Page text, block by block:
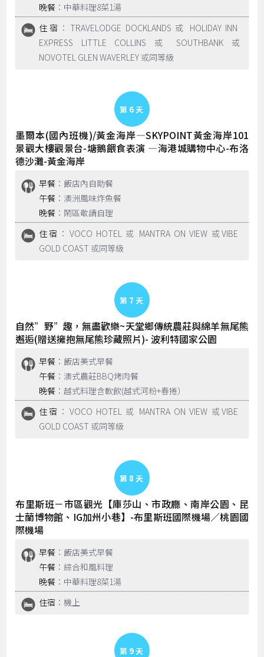
晚餐 ：中華料理8菜1湯
住宿 ：TRAVELODGE DOCKLANDS 或 HOLIDAY INN
EXPRESS LITTLE COLLINS 或 SOUTHBANK 或
NOVOTEL GLEN WAVERLEY 或同等級
Day 6
墨爾本(國內班機)/黃金海岸—SKYPOINT黃金海岸101
景觀大樓觀景台-塘鵝餵食表演 —海港城購物中心-布洛
德沙灘-黃金海岸
早餐 ：飯店內自助餐
午餐 ：澳洲風味炸魚餐
晚餐 ：鬧區敬請自理
住宿 ：VOCO HOTEL 或 MANTRA ON VIEW 或VIBE
GOLD COAST 或同等級
Day 7
自然”野”趣，無盡歡樂~天堂鄉傳統農莊與綿羊無尾熊
邂逅(贈送擁抱無尾熊珍藏照片)- 波利特國家公園
早餐 ：飯店美式早餐
午餐 ：澳式農莊BBQ烤肉餐
晚餐 ：越式料理含軟飲(越式河粉+春捲）
住宿 ：VOCO HOTEL 或 MANTRA ON VIEW 或VIBE
GOLD COAST 或同等級
Day 8
布里斯班－市區觀光【庫莎山、市政廳、南岸公園、昆
士蘭博物館、IG加州小巷】-布里斯班國際機場／桃園國
際機場
早餐 ：飯店美式早餐
午餐 ：綜合和風料理
晚餐 ：中華料理8菜1湯
住宿 ：機上
Day 9